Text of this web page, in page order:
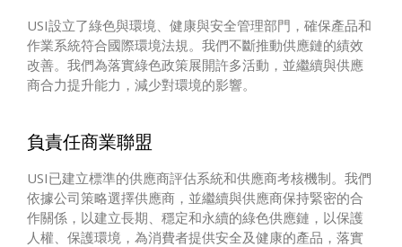
USI設立了綠色與環境、健康與安全管理部門，確保產品和
作業系統符合國際環境法規。我們不斷推動供應鏈的績效
改善。我們為落實綠色政策展開許多活動，並繼續與供應
商合力提升能力，減少對環境的影響。
負責任商業聯盟
USI已建立標準的供應商評估系統和供應商考核機制。我們
依據公司策略選擇供應商，並繼續與供應商保持緊密的合
作關係，以建立長期、穩定和永續的綠色供應鏈，以保護
人權、保護環境，為消費者提供安全及健康的產品，落實